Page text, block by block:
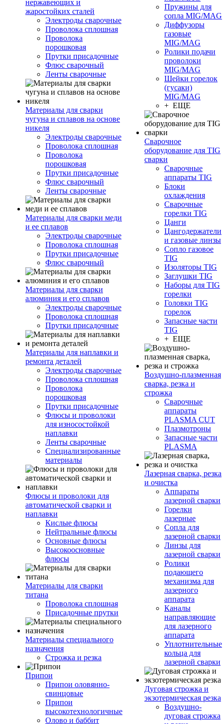
нержавеющих и
жаростойких сталей
Электроды сварочные
Проволока сплошная
Проволока
порошковая
Прутки присадочные
Флюс сварочный
Ленты сварочные
Материалы для сварки
чугуна и сплавов на основе
никеля
Электроды сварочные
Проволока сплошная
Проволока
порошковая
Прутки присадочные
Флюс сварочный
Ленты сварочные
Материалы для сварки меди
и ее сплавов
Электроды сварочные
Проволока сплошная
Прутки присадочные
Флюс сварочный
Материалы для сварки
алюминия и его сплавов
Электроды сварочные
Проволока сплошная
Прутки присадочные
Материалы для наплавки и
ремонта деталей
Электроды сварочные
Проволока сплошная
Проволока
порошковая
Прутки присадочные
Флюсы и проволоки
для износостойкой
наплавки
Ленты сварочные
Специализированные
материалы
Флюсы и проволоки для
автоматической сварки и
наплавки
Кислые флюсы
Нейтральные флюсы
Основные флюсы
Высокоосновные
флюсы
Материалы для сварки
титана
Проволока сплошная
Присадочные прутки
Материалы специального
назначения
Строжка и резка
Припои
Припои оловянно-
свинцовые
Припои
высокотехнологичные
Олово и баббит
Пружины для
сопла MIG/MAG
Диффузоры
газовые
MIG/MAG
Ролики подачи
проволоки
MIG/MAG
Шейки горелок
(гусаки)
MIG/MAG
+ ЕЩЕ
Сварочное
оборудование для TIG
сварки
Сварочные
аппараты TIG
Блоки
охлаждения
Сварочные
горелки TIG
Цанги
Цангодержатели
и газовые линзы
Сопло газовое
TIG
Изоляторы TIG
Заглушки TIG
Наборы для TIG
горелки
Головки TIG
горелок
Запасные части
TIG
+ ЕЩЕ
Воздушно-плазменная
сварка, резка и
строжка
Сварочные
аппараты
PLASMA CUT
Плазмотроны
Запасные части
PLASMA
Лазерная сварка, резка
и очистка
Аппараты
лазерной сварки
Горелки
лазерные
Сопла для
лазерной сварки
Линзы для
лазерной сварки
Ролики
подающего
механизма для
лазерного
аппарата
Каналы
направляющие
для лазерного
аппарата
Уплотнительные
кольца для
лазерной сварки
Дуговая строжка и
экзотермическая резка
Воздушно-
дуговая строжка